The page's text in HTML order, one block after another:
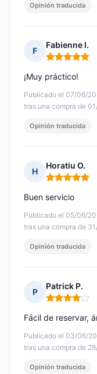
Opinión traducida
F
Fabienne I.
Nota: 5 de 5
Publicado el 07/06/
tras una compra de
¡Muy práctico!
Opinión traducida
H
Horatiu O.
Nota: 5 de 5
Publicado el 05/06/
tras una compra de
Buen servicio
Opinión traducida
P
Patrick P.
Nota: 4 de 5
Publicado el 03/06/
tras una compra de
Fácil de reservar,
Opinión traducida